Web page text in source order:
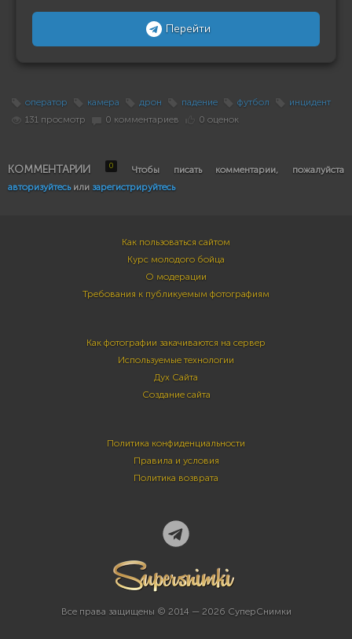
Перейти
оператор камера дрон падение футбол
инцидент
131 просмотр
0 комментариев 0 оценок
КОММЕНТАРИИ 0
Чтобы писать комментарии, пожалуйста
авторизуйтесьили зарегистрируйтесь
Как пользоваться сайтом
Курс молодого бойца
О модерации
Требования к публикуемым фотографиям
Как фотографии закачиваются на сервер
Используемые технологии
Дух Сайта
Создание сайта
Политика конфиденциальности
Правила и условия
Политика возврата
Все права защищены © 2014 — 2026 СуперСнимки